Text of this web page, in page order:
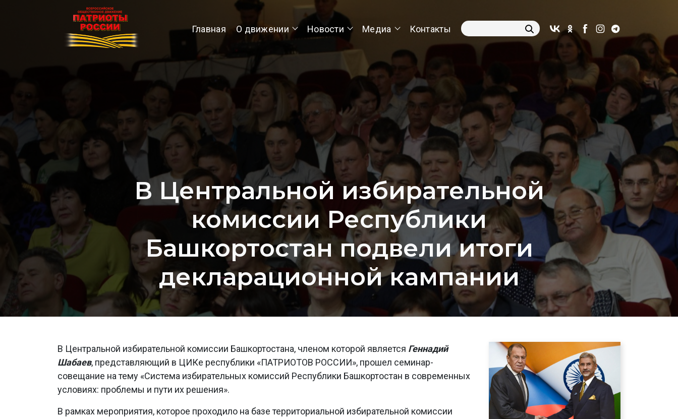
Главная О движении Новости Медиа Контакты
В Центральной избирательной
комиссии Республики
Башкортостан подвели итоги
декларационной кампании
В Центральной избирательной комиссии Башкортостана, членом которой является Геннадий
Шабаев, представляющий в ЦИКе республики «ПАТРИОТОВ РОССИИ», прошел семинар-
совещание на тему «Система избирательных комиссий Республики Башкортостан в современных
условиях: проблемы и пути их решения».
В рамках мероприятия, которое проходило на базе территориальной избирательной комиссии